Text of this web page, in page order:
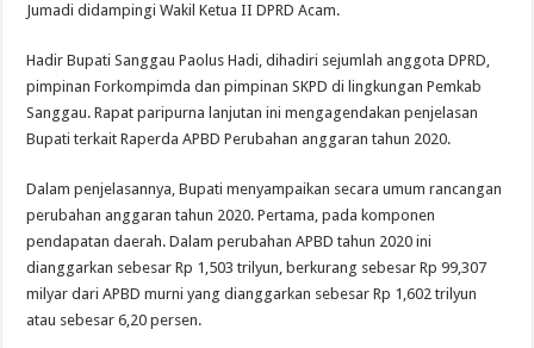
Jumadi didampingi Wakil Ketua II DPRD Acam.
Hadir Bupati Sanggau Paolus Hadi, dihadiri sejumlah anggota DPRD,
pimpinan Forkompimda dan pimpinan SKPD di lingkungan Pemkab
Sanggau. Rapat paripurna lanjutan ini mengagendakan penjelasan
Bupati terkait Raperda APBD Perubahan anggaran tahun 2020.
Dalam penjelasannya, Bupati menyampaikan secara umum rancangan
perubahan anggaran tahun 2020. Pertama, pada komponen
pendapatan daerah. Dalam perubahan APBD tahun 2020 ini
dianggarkan sebesar Rp 1,503 trilyun, berkurang sebesar Rp 99,307
milyar dari APBD murni yang dianggarkan sebesar Rp 1,602 trilyun
atau sebesar 6,20 persen.